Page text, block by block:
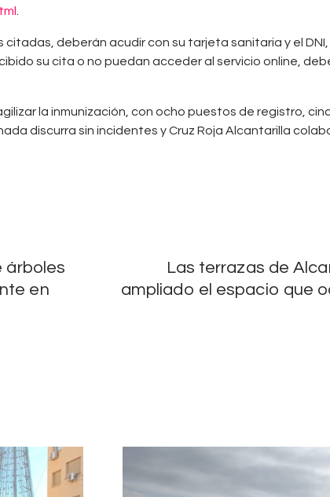
.
deberán acudir con su tarjeta sanitaria y el
su cita o no puedan acceder al servicio online,
la inmunización, con ocho puestos de registro,
discurra sin incidentes y Cruz Roja Alcantarilla
árboles
en
Las terrazas de
ampliado el espacio que